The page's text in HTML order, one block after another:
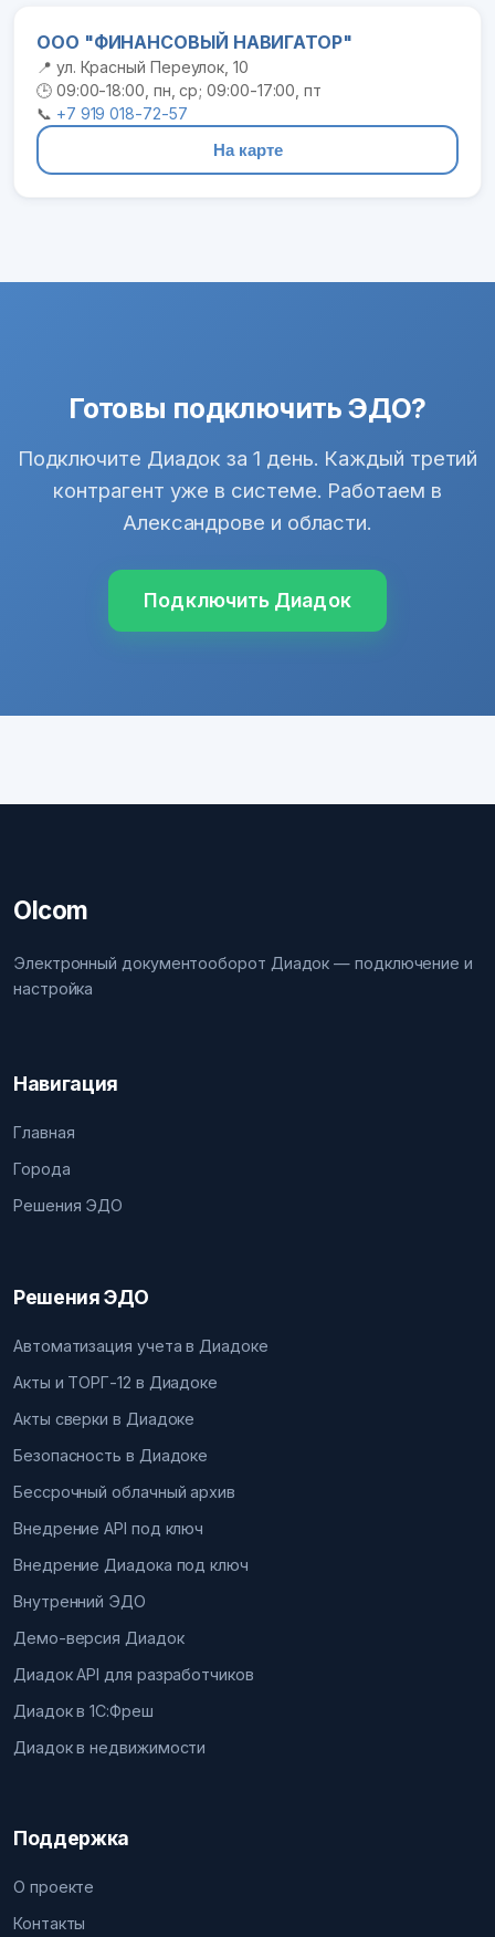
ООО "ФИНАНСОВЫЙ НАВИГАТОР"
📍 ул. Красный Переулок, 10
🕒 09:00-18:00, пн, ср; 09:00-17:00, пт
📞 +7 919 018-72-57
На карте
Готовы подключить ЭДО?
Подключите Диадок за 1 день. Каждый третий
контрагент уже в системе. Работаем в
Александрове и области.
Подключить Диадок
Olcom
Электронный документооборот Диадок — подключение и
настройка
Навигация
Главная
Города
Решения ЭДО
Решения ЭДО
Автоматизация учета в Диадоке
Акты и ТОРГ-12 в Диадоке
Акты сверки в Диадоке
Безопасность в Диадоке
Бессрочный облачный архив
Внедрение API под ключ
Внедрение Диадока под ключ
Внутренний ЭДО
Демо-версия Диадок
Диадок API для разработчиков
Диадок в 1С:Фреш
Диадок в недвижимости
Поддержка
О проекте
Контакты